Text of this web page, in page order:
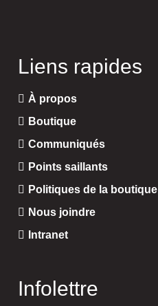
Liens rapides
À propos
Boutique
Communiqués
Points saillants
Politiques de la boutique
Nous joindre
Intranet
Infolettre